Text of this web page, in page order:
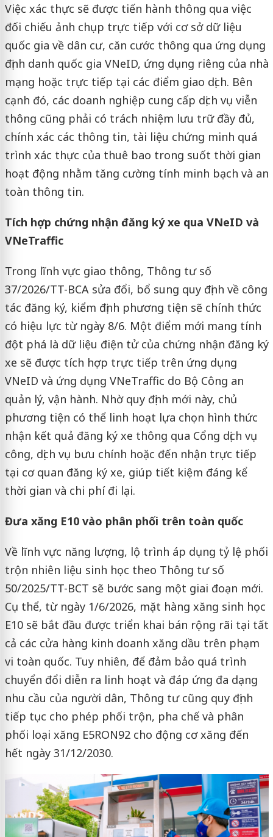
Việc xác thực sẽ được tiến hành thông qua việc
đối chiếu ảnh chụp trực tiếp với cơ sở dữ liệu
quốc gia về dân cư, căn cước thông qua ứng dụng
định danh quốc gia VNeID, ứng dụng riêng của nhà
mạng hoặc trực tiếp tại các điểm giao dịch. Bên
cạnh đó, các doanh nghiệp cung cấp dịch vụ viễn
thông cũng phải có trách nhiệm lưu trữ đầy đủ,
chính xác các thông tin, tài liệu chứng minh quá
trình xác thực của thuê bao trong suốt thời gian
hoạt động nhằm tăng cường tính minh bạch và an
toàn thông tin.
Tích hợp chứng nhận đăng ký xe qua VNeID và
VNeTraffic
Trong lĩnh vực giao thông, Thông tư số
37/2026/TT-BCA sửa đổi, bổ sung quy định về công
tác đăng ký, kiểm định phương tiện sẽ chính thức
có hiệu lực từ ngày 8/6. Một điểm mới mang tính
đột phá là dữ liệu điện tử của chứng nhận đăng ký
xe sẽ được tích hợp trực tiếp trên ứng dụng
VNeID và ứng dụng VNeTraffic do Bộ Công an
quản lý, vận hành. Nhờ quy định mới này, chủ
phương tiện có thể linh hoạt lựa chọn hình thức
nhận kết quả đăng ký xe thông qua Cổng dịch vụ
công, dịch vụ bưu chính hoặc đến nhận trực tiếp
tại cơ quan đăng ký xe, giúp tiết kiệm đáng kể
thời gian và chi phí đi lại.
Đưa xăng E10 vào phân phối trên toàn quốc
Về lĩnh vực năng lượng, lộ trình áp dụng tỷ lệ phối
trộn nhiên liệu sinh học theo Thông tư số
50/2025/TT-BCT sẽ bước sang một giai đoạn mới.
Cụ thể, từ ngày 1/6/2026, mặt hàng xăng sinh học
E10 sẽ bắt đầu được triển khai bán rộng rãi tại tất
cả các cửa hàng kinh doanh xăng dầu trên phạm
vi toàn quốc. Tuy nhiên, để đảm bảo quá trình
chuyển đổi diễn ra linh hoạt và đáp ứng đa dạng
nhu cầu của người dân, Thông tư cũng quy định
tiếp tục cho phép phối trộn, pha chế và phân
phối loại xăng E5RON92 cho động cơ xăng đến
hết ngày 31/12/2030.